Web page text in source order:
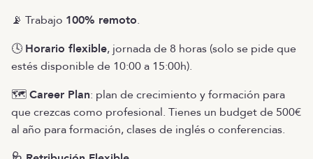
📡 Trabajo 100% remoto.
🕓 Horario flexible, jornada de 8 horas (solo se pide que
estés disponible de 10:00 a 15:00h).
🗺️Career Plan: plan de crecimiento y formación para
que crezcas como profesional. Tienes un budget de 500€
al año para formación, clases de inglés o conferencias.